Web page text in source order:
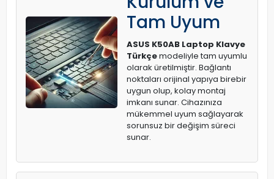
Tam Uyum
ASUS K50AB Laptop Klavye
Türkçemodeliyle tam uyumlu
olarak üretilmiştir. Bağlantı
noktaları orijinal yapıya birebir
uygun olup, kolay montaj
imkanı sunar. Cihazınıza
mükemmel uyum sağlayarak
sorunsuz bir değişim süreci
sunar.